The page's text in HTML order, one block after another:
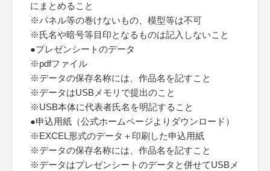
にまとめること
※パネル等の巻けないもの、模型等は不可
※氏名や暗号等目印となるものは記入しないこと
●プレゼンシートのデータ
※pdfファイル
※データの保存名称には、作品名を記すこと
※データはUSBメモリで提出のこと
※USB本体に代表者氏名を明記すること
●申込用紙（公式ホームページよりダウンロード）
※EXCEL形式のデータ＋印刷した申込用紙
※データの保存名称には、作品名を記すこと
※データはプレゼンシートのデータと併せてUSBメ